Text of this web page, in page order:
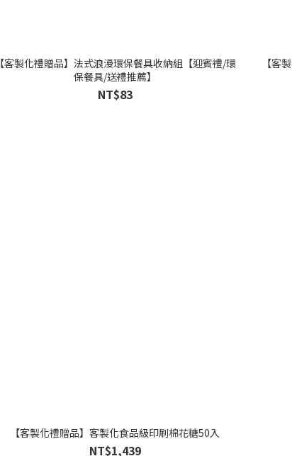
【客製化禮贈品】法式浪漫環保餐具收納組【迎賓禮/環
保餐具/送禮推薦】
NT$83
【客
【客製化禮贈品】客製化食品級印刷棉花糖50入
NT$1,439